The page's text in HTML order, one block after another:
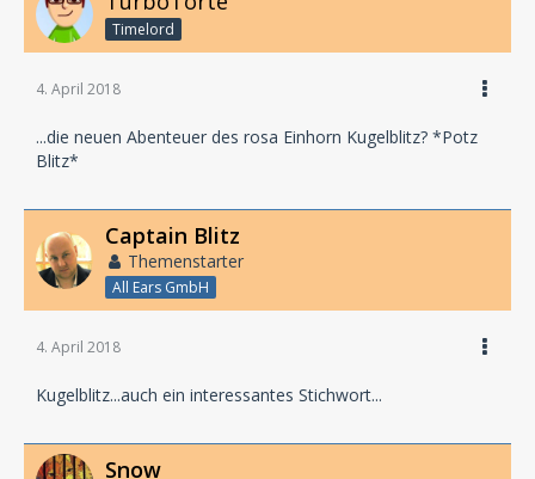
Timelord
4. April 2018
...die neuen Abenteuer des rosa Einhorn Kugelblitz? *Potz
Blitz*
Captain Blitz
Themenstarter
All Ears GmbH
4. April 2018
Kugelblitz...auch ein interessantes Stichwort...
Snow